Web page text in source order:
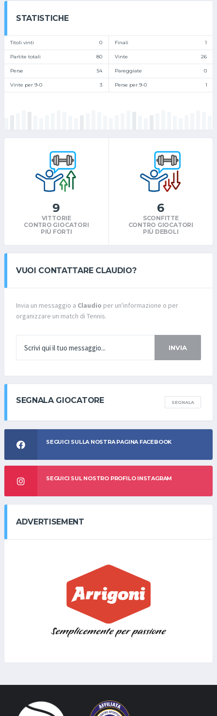
STATISTICHE
Titoli vinti 0 Finali 1
Partite totali 80 Vinte 26
Perse 54 Pareggiate 0
Vinte per 9-0 3 Perse per 9-0 1
9
VITTORIE
CONTRO GIOCATORI
PIÙ FORTI
6
SCONFITTE
CONTRO GIOCATORI
PIÙ DEBOLI
VUOI CONTATTARE CLAUDIO?
Invia un messaggio a Claudio per un'informazione o per
organizzare un match di Tennis.
INVIA
SEGNALA GIOCATORE SEGNALA
SEGUICI SULLA NOSTRA PAGINA FACEBOOK
SEGUICI SUL NOSTRO PROFILO INSTAGRAM
ADVERTISEMENT